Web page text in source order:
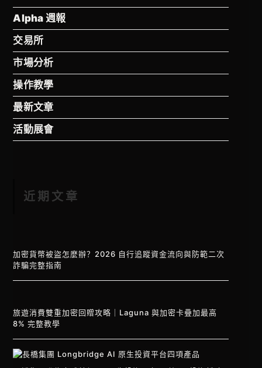
Alpha 週報
交易所
市場分析
操作教學
最新文章
活動展會
近期文章
加密貨幣被盜怎麼辦？2026 自行追蹤資金流向與防範二次
詐騙完整指南
旅遊消費雙重加密回贈攻略｜Laguna 與加密卡疊加最高
8% 完整教學